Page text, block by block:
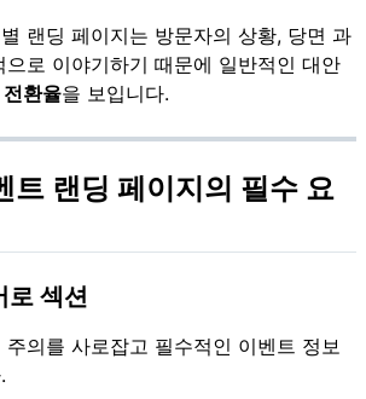
랜딩 페이지는 방문자의 상황, 당면 과
로 이야기하기 때문에 일반적인 대안
환율을 보입니다.
트 랜딩 페이지의 필수 요
로 섹션
의를 사로잡고 필수적인 이벤트 정보